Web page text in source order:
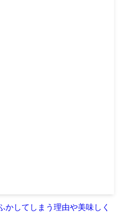
かしてしまう理由や美味しく